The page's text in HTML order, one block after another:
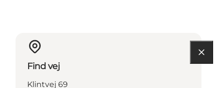
Find vej
Klintvej 69